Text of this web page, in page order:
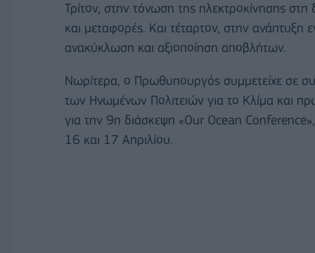
Τρίτον, στην τόνωση της ηλεκτροκίνησης στη
και μεταφορές. Και τέταρτον, στην ανάπτυξη
ανακύκλωση και αξιοποίηση αποβλήτων.
Νωρίτερα, ο Πρωθυπουργός συμμετείχε σε
των Ηνωμένων Πολιτειών για το Κλίμα και
για την 9η διάσκεψη «Our Ocean
16 και 17 Απριλίου.